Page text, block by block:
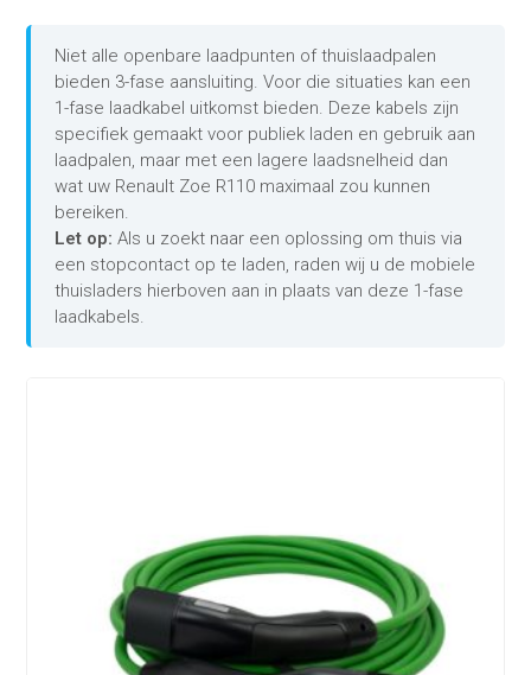
Niet alle openbare laadpunten of thuislaadpalen
bieden 3-fase aansluiting. Voor die situaties kan een
1-fase laadkabel uitkomst bieden. Deze kabels zijn
specifiek gemaakt voor publiek laden en gebruik aan
laadpalen, maar met een lagere laadsnelheid dan
wat uw Renault Zoe R110 maximaal zou kunnen
bereiken.
Let op: Als u zoekt naar een oplossing om thuis via
een stopcontact op te laden, raden wij u de mobiele
thuisladers hierboven aan in plaats van deze 1-fase
laadkabels.